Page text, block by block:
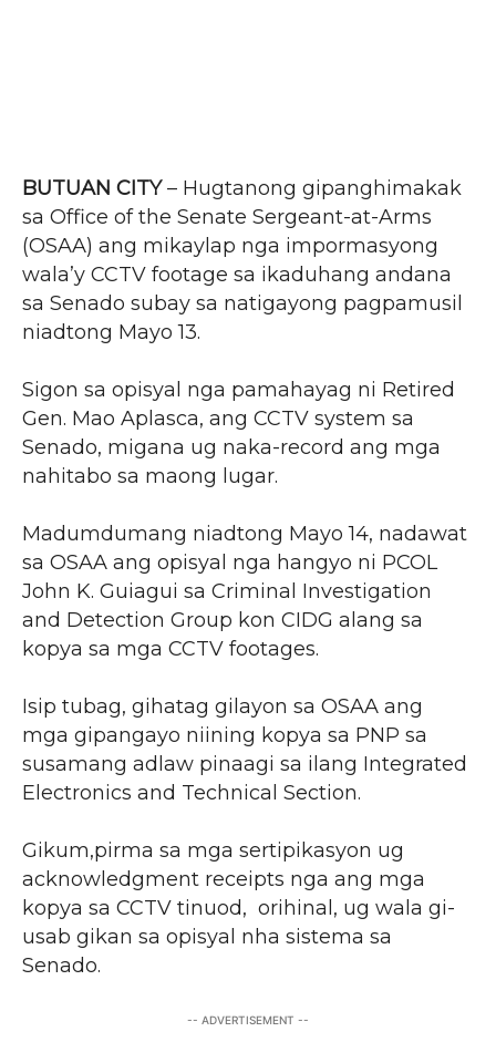
BUTUAN CITY– Hugtanong gipanghimakak
sa Office of the Senate Sergeant-at-Arms
(OSAA) ang mikaylap nga impormasyong
wala’y CCTV footage sa ikaduhang andana
sa Senado subay sa natigayong pagpamusil
niadtong Mayo 13.
Sigon sa opisyal nga pamahayag ni Retired
Gen. Mao Aplasca, ang CCTV system sa
Senado, migana ug naka-record ang mga
nahitabo sa maong lugar.
Madumdumang niadtong Mayo 14, nadawat
sa OSAA ang opisyal nga hangyo ni PCOL
John K. Guiagui sa Criminal Investigation
and Detection Group kon CIDG alang sa
kopya sa mga CCTV footages.
Isip tubag, gihatag gilayon sa OSAA ang
mga gipangayo niining kopya sa PNP sa
susamang adlaw pinaagi sa ilang Integrated
Electronics and Technical Section.
Gikum,pirma sa mga sertipikasyon ug
acknowledgment receipts nga ang mga
kopya sa CCTV tinuod, orihinal, ug wala gi-
usab gikan sa opisyal nha sistema sa
Senado.
-- ADVERTISEMENT --